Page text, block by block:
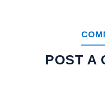
POST A